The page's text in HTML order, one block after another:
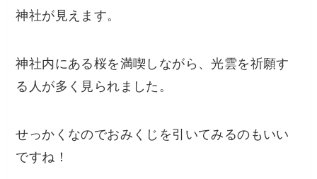
神社が見えます。
神社内にある桜を満喫しながら、光雲を祈願す
る人が多く見られました。
せっかくなのでおみくじを引いてみるのもいい
ですね！